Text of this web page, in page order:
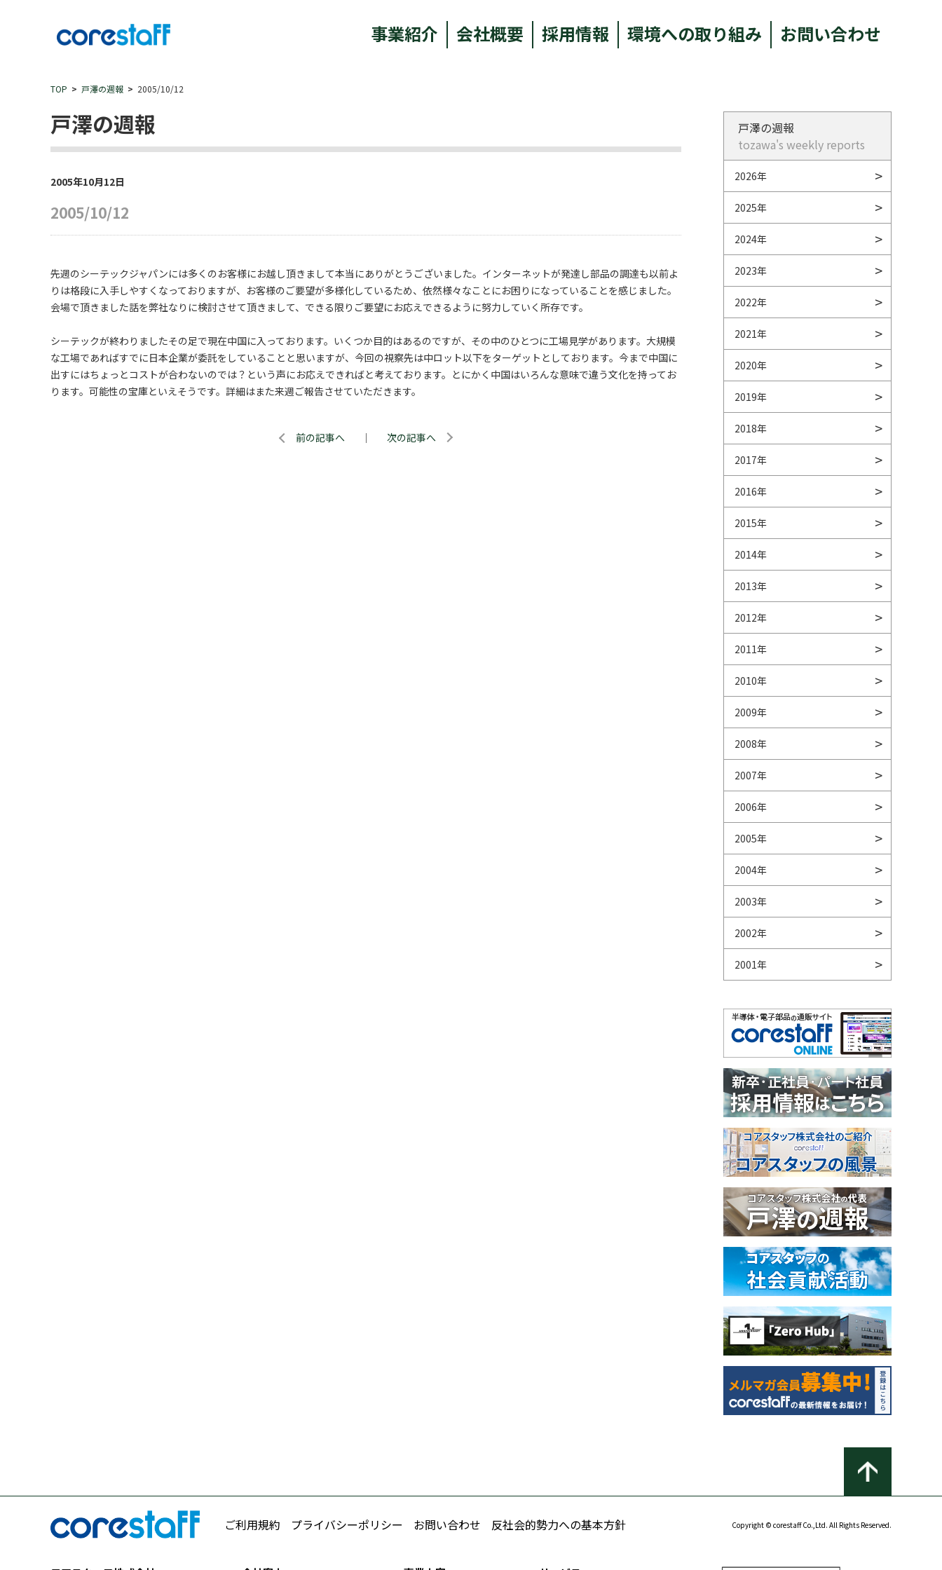
事業紹介 会社概要 採用情報 環境への取り組み お問い合わせ
TOP 戸澤の週報 2005/10/12
戸澤の週報
2005年10月12日
2005/10/12
先週のシーテックジャパンには多くのお客様にお越し頂きまして本当にありがとうございました。インターネットが発達し部品の調達も以前よ
りは格段に入手しやすくなっておりますが、お客様のご要望が多様化しているため、依然様々なことにお困りになっていることを感じました。
会場で頂きました話を弊社なりに検討させて頂きまして、できる限りご要望にお応えできるように努力していく所存です。
シーテックが終わりましたその足で現在中国に入っております。いくつか目的はあるのですが、その中のひとつに工場見学があります。大規模
な工場であればすでに日本企業が委託をしていることと思いますが、今回の視察先は中ロット以下をターゲットとしております。今まで中国に
出すにはちょっとコストが合わないのでは？という声にお応えできればと考えております。とにかく中国はいろんな意味で違う文化を持ってお
ります。可能性の宝庫といえそうです。詳細はまた来週ご報告させていただきます。
前の記事へ ｜ 次の記事へ
戸澤の週報
tozawa's weekly reports
2026年
2025年
2024年
2023年
2022年
2021年
2020年
2019年
2018年
2017年
2016年
2015年
2014年
2013年
2012年
2011年
2010年
2009年
2008年
2007年
2006年
2005年
2004年
2003年
2002年
2001年
ご利用規約 プライバシーポリシー お問い合わせ 反社会的勢力への基本方針 Copyright © corestaff Co.,Ltd. All Rights Reserved.